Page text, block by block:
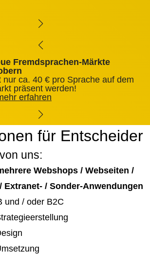
Fremdsprachen-Märkte
nur ca. 40 € pro Sprache auf dem
präsent werden!
erfahren
für Entscheider
uns:
Webshops / Webseiten /
Extranet- / Sonder-Anwendungen
und / oder B2C